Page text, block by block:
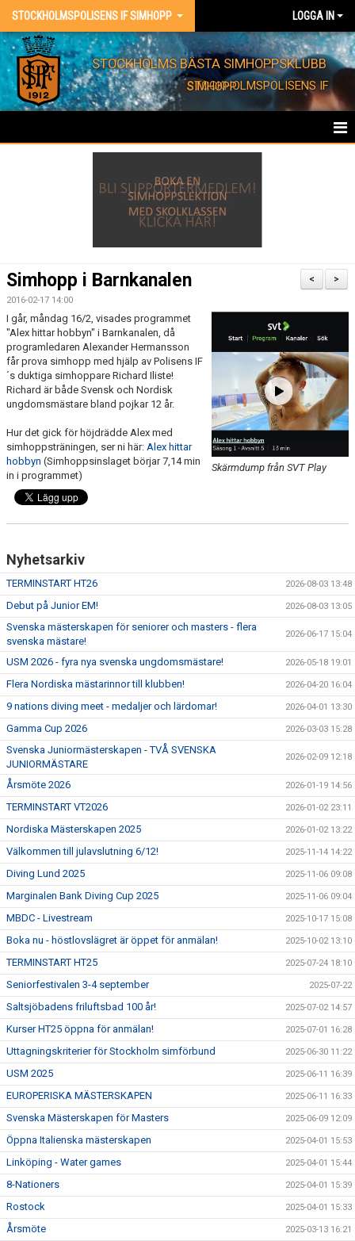
STOCKHOLMSPOLISENS IF SIMHOPP LOGGA IN
STOCKHOLMS BÄSTA SIMHOPPSKLUBB
STOCKHOLMSPOLISENS IF SIMHOPP
BARNKALAS
FÖRENINGSKLÄDER
PRIVATLEKTION
SKOLOR/FÖRENINGAR
PRESENTKORT
>
<
Simhopp i Barnkanalen
2016-02-17 14:00
Skärmdump från SVT Play
I går, måndag 16/2, visades programmet
"Alex hittar hobbyn" i Barnkanalen, då
programledaren Alexander Hermansson
får prova simhopp med hjälp av Polisens IF
´s duktiga simhoppare Richard Iliste!
Richard är både Svensk och Nordisk
ungdomsmästare bland pojkar 12 år.
Hur det gick för höjdrädde Alex med
simhoppsträningen, ser ni här: Alex hittar
hobbyn (Simhoppsinslaget börjar 7,14 min
in i programmet)
Nyhetsarkiv
TERMINSTART HT26 2026-08-03 13:48
Debut på Junior EM! 2026-08-03 13:05
Svenska mästerskapen för seniorer och masters - flera
svenska mästare!
2026-06-17 15:04
USM 2026 - fyra nya svenska ungdomsmästare! 2026-05-18 19:01
Flera Nordiska mästarinnor till klubben! 2026-04-20 16:04
9 nations diving meet - medaljer och lärdomar! 2026-04-01 13:30
Gamma Cup 2026 2026-03-03 15:28
Svenska Juniormästerskapen - TVÅ SVENSKA
JUNIORMÄSTARE
2026-02-09 12:18
Årsmöte 2026 2026-01-19 14:56
TERMINSTART VT2026 2026-01-02 23:11
Nordiska Mästerskapen 2025 2026-01-02 13:22
Välkommen till julavslutning 6/12! 2025-11-14 14:22
Diving Lund 2025 2025-11-06 09:08
Marginalen Bank Diving Cup 2025 2025-11-06 09:04
MBDC - Livestream 2025-10-17 15:08
Boka nu - höstlovslägret är öppet för anmälan! 2025-10-02 13:10
TERMINSTART HT25 2025-07-24 18:10
Seniorfestivalen 3-4 september 2025-07-22
Saltsjöbadens friluftsbad 100 år! 2025-07-02 14:57
Kurser HT25 öppna för anmälan! 2025-07-01 16:28
Uttagningskriterier för Stockholm simförbund 2025-06-30 11:22
USM 2025 2025-06-11 16:39
EUROPERISKA MÄSTERSKAPEN 2025-06-11 16:33
Svenska Mästerskapen för Masters 2025-06-09 12:09
Öppna Italienska mästerskapen 2025-04-01 15:53
Linköping - Water games 2025-04-01 15:44
8-Nationers 2025-04-01 15:39
Rostock 2025-04-01 15:33
Årsmöte 2025-03-13 16:21